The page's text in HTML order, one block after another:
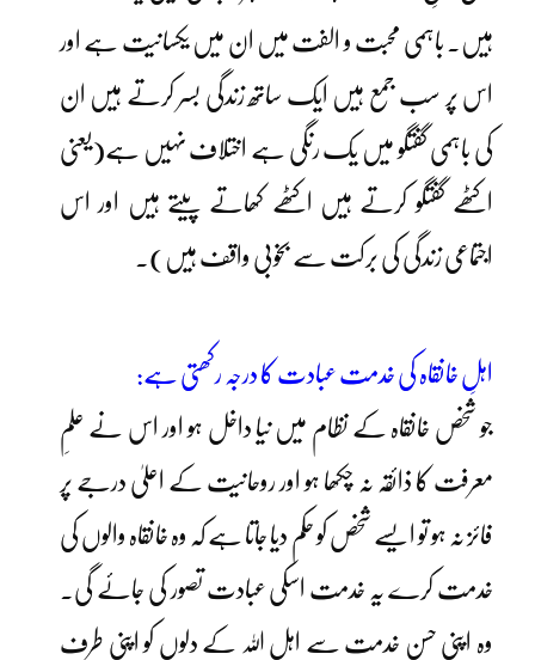
ہیں۔ باہمی محبت و الفت میں ان میں یکسانیت ہے اور
اس پر سب جمع ہیں ایک ساتھ زندگی بسر کرتے ہیں ان
کی باہمی گفتگو میں یک رنگی ہے اختلاف نہیں ہے(یعنی
اکٹھے گفتگو کرتے ہیں اکٹھے کھاتے پیتے ہیں اور اس
اجتماعی زندگی کی برکت سے بخوبی واقف ہیں)۔
اہلِ خانقاہ کی خدمت عبادت کا درجہ رکھتی ہے:
جو شخص خانقاہ کے نظام میں نیا داخل ہو اور اس نے علمِ
معرفت کا ذائقہ نہ چکھا ہو اور روحانیت کے اعلیٰ درجے پر
فائز نہ ہو تو ایسے شخص کو حکم دیا جاتا ہے کہ وہ خانقاہ والوں کی
خدمت کرے یہ خدمت اسکی عبادت تصور کی جائے گی۔
وہ اپنی حسنِ خدمت سے اہلِ اللہ کے دلوں کو اپنی طرف